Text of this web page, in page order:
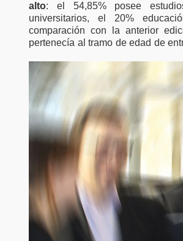
alto: el 54,85% posee
universitarios, el 20%
comparación con la anterior
pertenecía al tramo de edad de
CaixaBank, CEOE y
CEPYME movilizan
50.000 millones en
financiación para
empresas y pymes